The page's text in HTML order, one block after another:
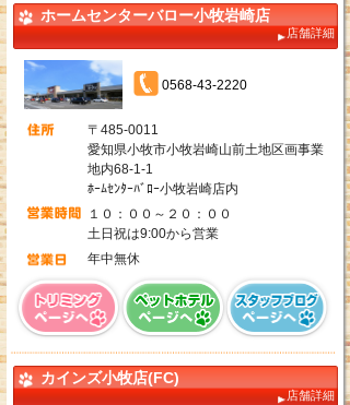
ホームセンターバロー小牧岩崎店
店舗詳細
0568-43-2220
〒485-0011
愛知県小牧市小牧岩崎山前土地区画事業
地内68-1-1
ﾎｰﾑｾﾝﾀｰﾊﾞﾛｰ小牧岩崎店内
１０：００～２０：００
土日祝は9:00から営業
年中無休
カインズ小牧店(FC)
店舗詳細